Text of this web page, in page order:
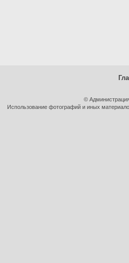
©
Использование фотографий и иных